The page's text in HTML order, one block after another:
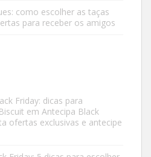
como escolher as taças
para receber os amigos
Friday: dicas para
em Antecipa Black
ofertas exclusivas e antecipe